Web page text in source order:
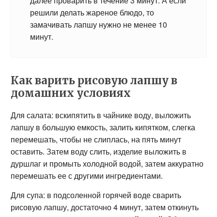
решили делать жареное блюдо, то
замачивать лапшу нужно не менее 10
минут.
Как варить рисовую лапшу в
домашних условиях
Для салата: вскипятить в чайнике воду, выложить
лапшу в большую емкость, залить кипятком, слегка
перемешать, чтобы не слиплась, на пять минут
оставить. Затем воду слить, изделие выложить в
дуршлаг и промыть холодной водой, затем аккуратно
перемешать ее с другими ингредиентами.
Для супа: в подсоленной горячей воде сварить
рисовую лапшу, достаточно 4 минут, затем откинуть